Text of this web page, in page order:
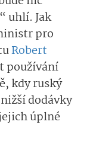
uhlí. Jak
pro
Robert
používání
kdy ruský
dodávky
úplné